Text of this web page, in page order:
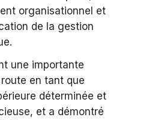
organisationnel et
de la gestion
une importante
en tant que
déterminée et
et a démontré